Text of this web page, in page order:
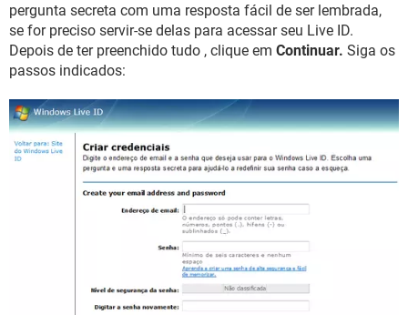
pergunta secreta com uma resposta fácil de ser lembrada,
se for preciso servir-se delas para acessar seu Live ID.
Depois de ter preenchido tudo , clique em Continuar. Siga os
passos indicados: